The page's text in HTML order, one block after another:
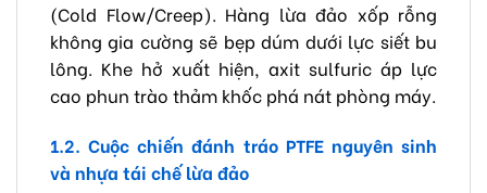
(Cold Flow/Creep). Hàng lừa đảo xốp rỗng
không gia cường sẽ bẹp dúm dưới lực siết bu
lông. Khe hở xuất hiện, axit sulfuric áp lực
cao phun trào thảm khốc phá nát phòng máy.
1.2. Cuộc chiến đánh tráo PTFE nguyên sinh
và nhựa tái chế lừa đảo